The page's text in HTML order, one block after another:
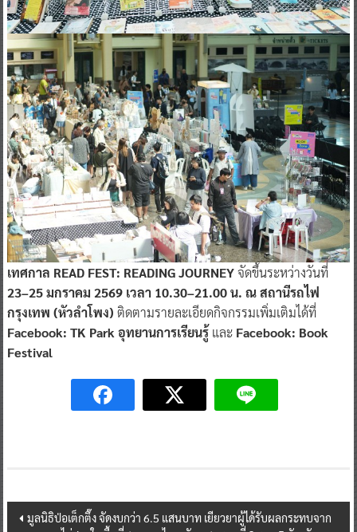
เทศกาล READ FEST: READING JOURNEYจัดขึ้นระหว่างวันที่
23–25 มกราคม 2569 เวลา 10.30–21.00 น. ณ สถานีรถไฟ
กรุงเทพ (หัวลำโพง) ติดตามรายละเอียดกิจกรรมเพิ่มเติมได้ที่
Facebook: TK Park อุทยานการเรียนรู้ และFacebook: Book
Festival
Post
มูลนิธิป่อเต็กตึ๊ง จัดงบกว่า 6.5 แสนบาท เยียวยาผู้ได้รับผลกระทบจาก